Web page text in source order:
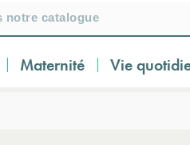
Payez en 3 ou 4 fois SANS
100€
Maternité Vie